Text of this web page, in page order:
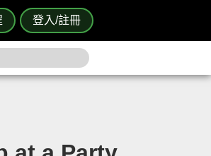
登入/註冊